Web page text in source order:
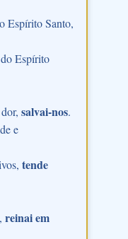
Espírito Santo,
Espírito
salvai-nos.
e
tende
reinai em